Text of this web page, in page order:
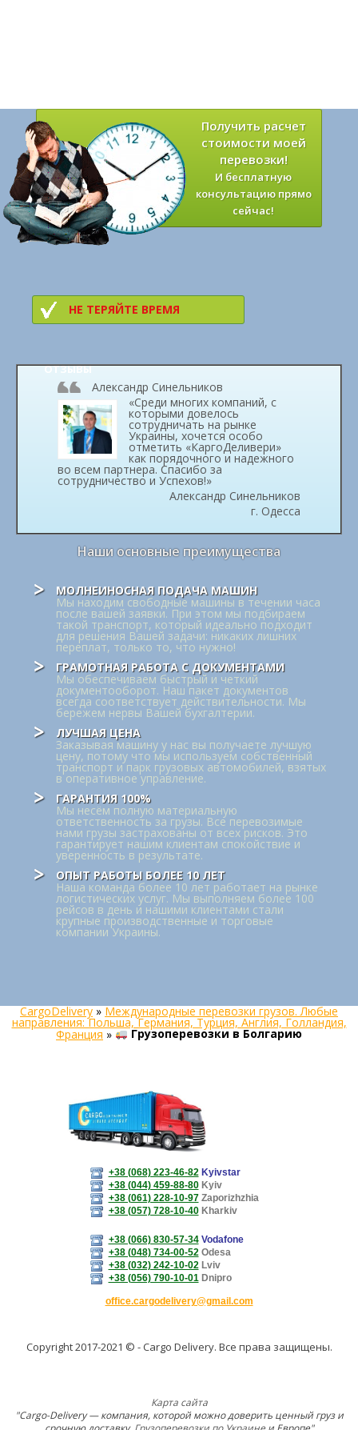
НЕ ТЕРЯЙТЕ ВРЕМЯ
Получить расчет
стоимости моей
перевозки!
И бесплатную
консультацию прямо
сейчас!
ОТЗЫВЫ
Александр Синельников
«Среди многих компаний, с
которыми довелось
сотрудничать на рынке
Украины, хочется особо
отметить «КаргоДеливери»
как порядочного и надежного
во всем партнера. Спасибо за
сотрудничество и Успехов!»
Александр Синельников
г. Одесса
Наши основные преимущества
МОЛНЕИНОСНАЯ ПОДАЧА МАШИН
Мы находим свободные машины в течении часа
после вашей заявки. При этом мы подбираем
такой транспорт, который идеально подходит
для решения Вашей задачи: никаких лишних
переплат, только то, что нужно!
ГРАМОТНАЯ РАБОТА С ДОКУМЕНТАМИ
Мы обеспечиваем быстрый и четкий
документооборот. Наш пакет документов
всегда соответствует действительности. Мы
бережем нервы Вашей бухгалтерии.
ЛУЧШАЯ ЦЕНА
Заказывая машину у нас вы получаете лучшую
цену, потому что мы используем собственный
транспорт и парк грузовых автомобилей, взятых
в оперативное управление.
ГАРАНТИЯ 100%
Мы несём полную материальную
ответственность за грузы. Все перевозимые
нами грузы застрахованы от всех рисков. Это
гарантирует нашим клиентам спокойствие и
уверенность в результате.
ОПЫТ РАБОТЫ БОЛЕЕ 10 ЛЕТ
Наша команда более 10 лет работает на рынке
логистических услуг. Мы выполняем более 100
рейсов в день и нашими клиентами стали
крупные производственные и торговые
компании Украины.
CargoDelivery»Международные перевозки грузов. Любые
направления: Польша, Германия, Турция, Англия, Голландия,
Франция » Грузоперевозки в Болгарию
+38 (068) 223-46-82 Kyivstar
+38 (044) 459-88-80Kyiv
+38 (061) 228-10-97Zaporizhzhia
+38 (057) 728-10-40Kharkiv
+38 (066) 830-57-34 Vodafone
+38 (048) 734-00-52 Odesa
+38 (032) 242-10-02 Lviv
+38 (056) 790-10-01 Dnipro
office.cargodelivery@gmail.com
Copyright 2017-2021 © - Cargo Delivery. Все права защищены.
Карта сайта
"Cargo-Delivery — компания, которой можно доверить ценный груз и